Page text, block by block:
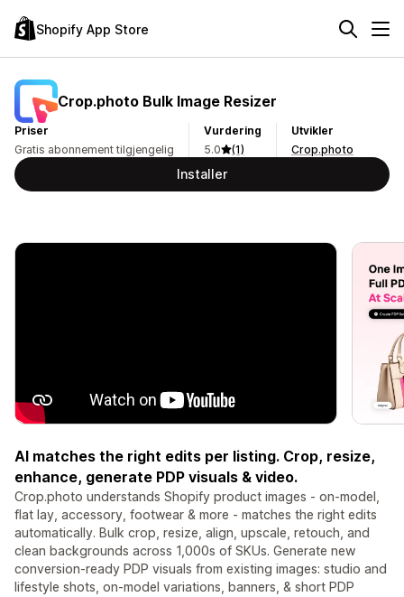
Shopify App Store
Crop.photo Bulk Image Resizer
Priser
Gratis abonnement tilgjengelig
Vurdering
5.0
(1)
Utvikler
Crop.photo
Installer
AI matches the right edits per listing. Crop, resize,
enhance, generate PDP visuals & video.
Crop.photo understands Shopify product images - on-model,
flat lay, accessory, footwear & more - matches the right edits
automatically. Bulk crop, resize, align, upscale, retouch, and
clean backgrounds across 1,000s of SKUs. Generate new
conversion-ready PDP visuals from existing images: studio and
lifestyle shots, on-model variations, banners, & short PDP